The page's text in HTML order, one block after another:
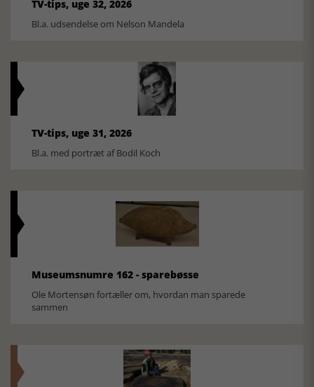
TV-tips, uge 32, 2026
Bl.a. udsendelse om Nelson Mandela
TV-tips, uge 31, 2026
Bl.a. med portræt af Bodil Koch
Museumsnumre 162 - sparebøsse
Ole Mortensøn fortæller om, hvordan man sparede
sammen